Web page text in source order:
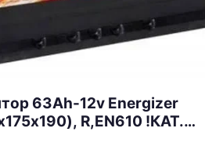
R,EN610 !КАТ.
061